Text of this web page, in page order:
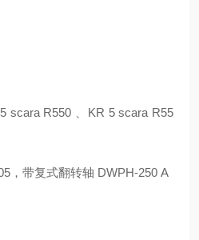
scara R550 、KR 5 scara R55
，带复式翻转轴 DWPH-250 A